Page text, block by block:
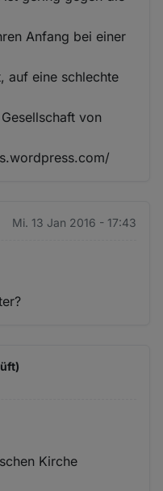
Anfang bei einer
auf eine schlechte
von
Mi. 13 Jan 2016 - 17:43
Kirche